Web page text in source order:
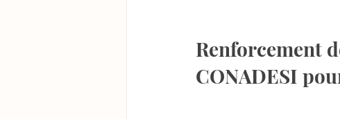
Renforcement
CONADESI